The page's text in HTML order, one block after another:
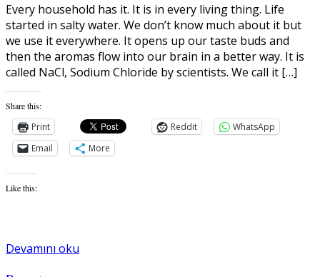
Every household has it. It is in every living thing. Life
started in salty water. We don’t know much about it but
we use it everywhere. It opens up our taste buds and
then the aromas flow into our brain in a better way. It is
called NaCl, Sodium Chloride by scientists. We call it […]
Share this:
Print Reddit
WhatsApp
Email
More
Like this:
Devamını oku